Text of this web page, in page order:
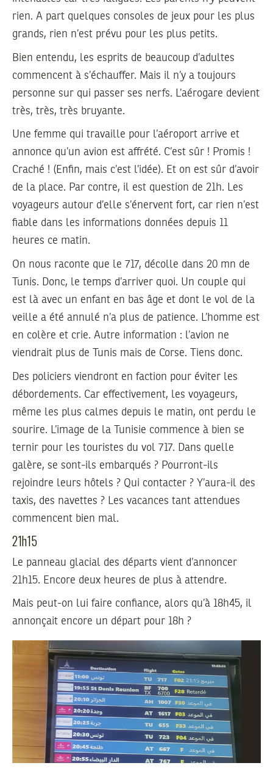
rien. A part quelques consoles de jeux pour les plus
grands, rien n’est prévu pour les plus petits.
Bien entendu, les esprits de beaucoup d’adultes
commencent à s’échauffer. Mais il n’y a toujours
personne sur qui passer ses nerfs. L’aérogare devient
très, très, très bruyante.
Une femme qui travaille pour l’aéroport arrive et
annonce qu’un avion est affrété. C’est sûr ! Promis !
Craché ! (Enfin, mais c’est l’idée). Et on est sûr d’avoir
de la place. Par contre, il est question de 21h. Les
voyageurs autour d’elle s’énervent fort, car rien n’est
fiable dans les informations données depuis 11
heures ce matin.
On nous raconte que le 717, décolle dans 20 mn de
Tunis. Donc, le temps d’arriver quoi. Un couple qui
est là avec un enfant en bas âge et dont le vol de la
veille a été annulé n’a plus de patience. L’homme est
en colère et crie. Autre information : l’avion ne
viendrait plus de Tunis mais de Corse. Tiens donc.
Des policiers viendront en faction pour éviter les
débordements. Car effectivement, les voyageurs,
même les plus calmes depuis le matin, ont perdu le
sourire. L’image de la Tunisie commence à bien se
ternir pour les touristes du vol 717. Dans quelle
galère, se sont-ils embarqués ? Pourront-ils
rejoindre leurs hôtels ? Qui contacter ? Y’aura-il des
taxis, des navettes ? Les vacances tant attendues
commencent bien mal.
21h15
Le panneau glacial des départs vient d’annoncer
21h15. Encore deux heures de plus à attendre.
Mais peut-on lui faire confiance, alors qu’à 18h45, il
annonçait encore un départ pour 18h ?